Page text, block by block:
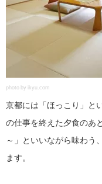
photo by ikyu.com
京都には「ほっこり」と
の仕事を終えた夕食のあ
～」といいながら味わう
ます。